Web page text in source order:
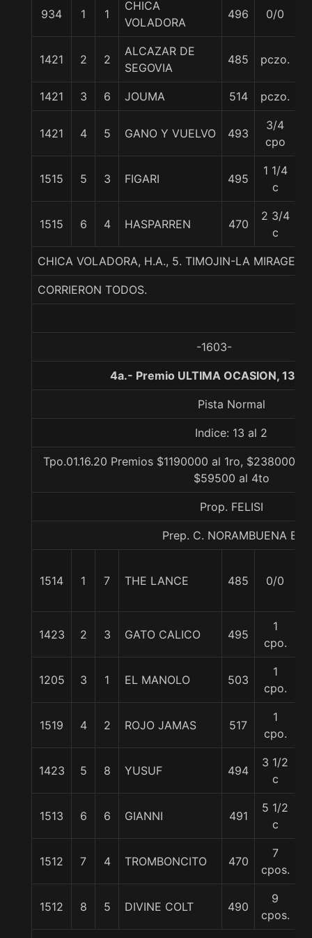
934 1 1
CHICA
VOLADORA
496 0/0
1421 2 2
ALCAZAR DE
SEGOVIA
485 pczo.
1421 3 6 JOUMA 514 pczo.
1421 4 5 GANO Y VUELVO 493
3/4
cpo
1515 5 3 FIGARI 495
1 1/4
c
1515 6 4 HASPARREN 470
2 3/4
c
CHICA VOLADORA, H.A., 5. TIMOJIN-LA MIRAGE-
CORRIERON TODOS.
-1603-
4a.- Premio ULTIMA OCASION,
Pista Normal
Indice: 13 al 2
Tpo.01.16.20 Premios $1190000 al 1ro, $238000
$59500 al 4to
Prop. FELISI
Prep. C. NORAMBUENA B.
1514 1 7 THE LANCE 485 0/0
1423 2 3 GATO CALICO 495
1
cpo.
1205 3 1 EL MANOLO 503
1
cpo.
1519 4 2 ROJO JAMAS 517
1
cpo.
1423 5 8 YUSUF 494
3 1/2
c
1513 6 6 GIANNI 491
5 1/2
c
1512 7 4 TROMBONCITO 470
7
cpos.
1512 8 5 DIVINE COLT 490
9
cpos.